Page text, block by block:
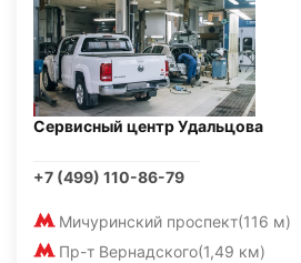
Сервисный центр Удальцова
+7 (499) 110-86-79
Мичуринский проспект(116 м)
Пр-т Вернадского(1,49 км)